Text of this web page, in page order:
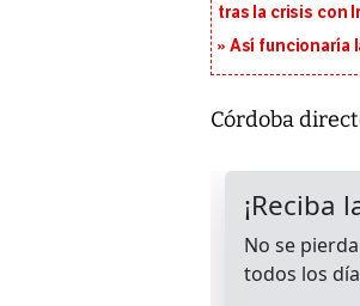
tras la crisis con
Así funcionaría
Córdoba